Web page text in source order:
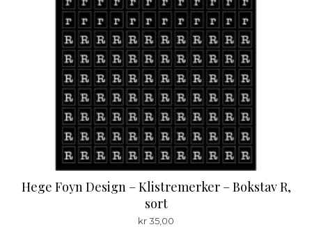
Hege Foyn Design – Klistremerker – Bokstav R,
sort
kr35,00